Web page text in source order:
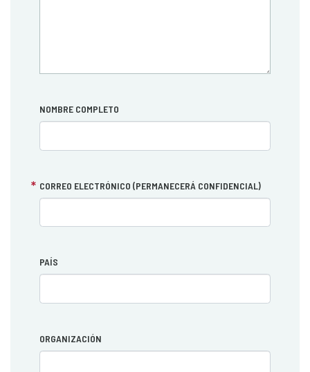
NOMBRE COMPLETO
CORREO ELECTRÓNICO (PERMANECERÁ CONFIDENCIAL)
PAÍS
ORGANIZACIÓN